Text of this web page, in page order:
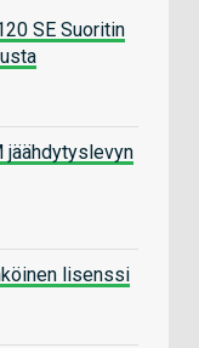
SE Suoritin
jäähdytyslevyn
lisenssi